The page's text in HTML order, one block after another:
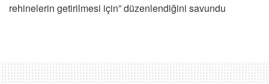
rehinelerin getirilmesi için” düzenlendiğini savundu